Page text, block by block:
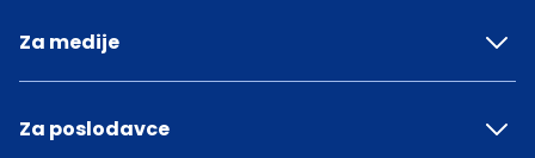
Za medije
Za poslodavce